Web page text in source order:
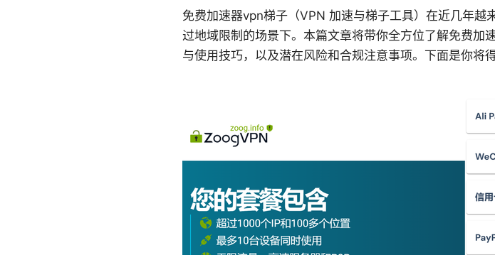
免费加速器vpn梯子（VPN 加速与梯子工具）在近几年越
过地域限制的场景下。本篇文章将带你全方位了解免费加
与使用技巧，以及潜在风险和合规注意事项。下面是你将